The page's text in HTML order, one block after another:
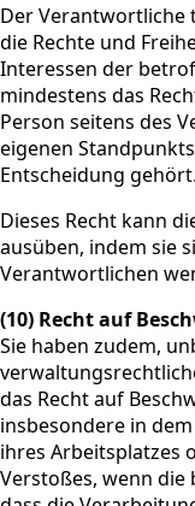
Der Verantwortliche
die Rechte und
Interessen der
mindestens das
Person seitens des
eigenen
Entscheidung gehört.
Dieses Recht kann
ausüben, indem sie
Verantwortlichen
(10) Recht auf
Sie haben zudem,
das Recht auf
insbesondere in
ihres Arbeitsplatzes
Verstoßes, wenn